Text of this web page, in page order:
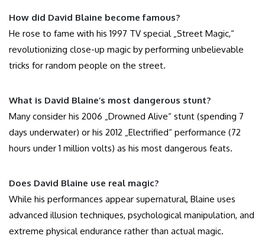
How did David Blaine become famous?
He rose to fame with his 1997 TV special „Street Magic,“
revolutionizing close-up magic by performing unbelievable
tricks for random people on the street.
What is David Blaine’s most dangerous stunt?
Many consider his 2006 „Drowned Alive“ stunt (spending 7
days underwater) or his 2012 „Electrified“ performance (72
hours under 1 million volts) as his most dangerous feats.
Does David Blaine use real magic?
While his performances appear supernatural, Blaine uses
advanced illusion techniques, psychological manipulation, and
extreme physical endurance rather than actual magic.